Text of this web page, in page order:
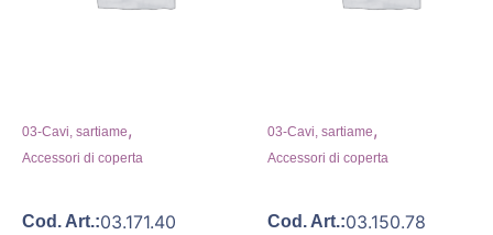
03-Cavi, sartiame,
Accessori di coperta
Cod. Art.:03.171.40
03-Cavi, sartiame,
Accessori di coperta
Cod. Art.:03.150.78